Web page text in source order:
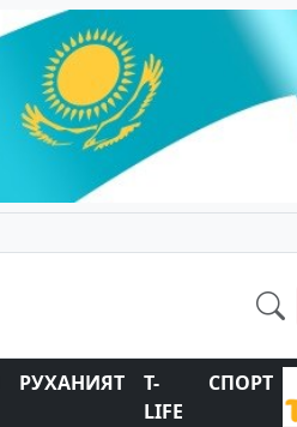
РУХАНИЯТ
T-
LIFE
СПОРТ